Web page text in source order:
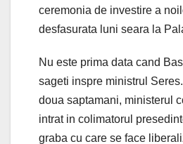
ceremonia de investire a
desfasurata luni seara la
Nu este prima data cand
sageti inspre ministrul
doua saptamani, ministerul
intrat in colimatorul
graba cu care se face